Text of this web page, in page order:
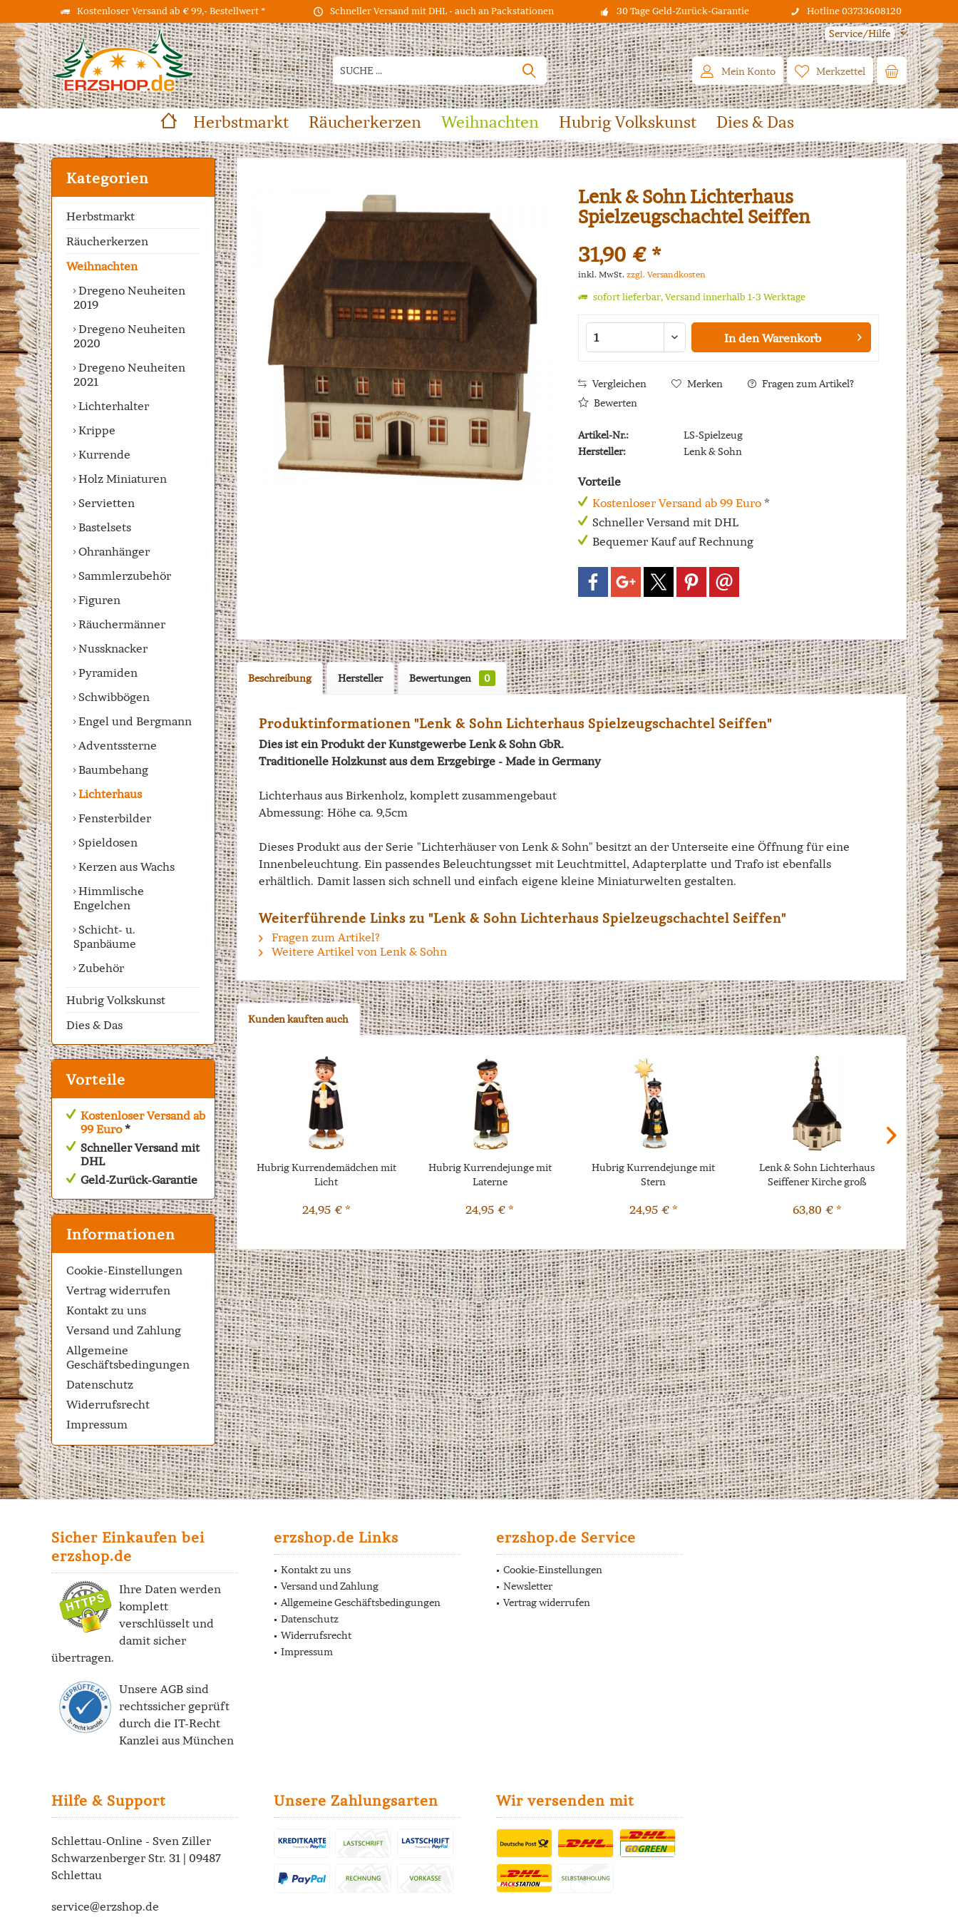
Kostenloser Versand ab € 99,- Bestellwert * Schneller Versand mit DHL - auch an Packstationen 30 Tage Geld-Zurück-Garantie Hotline 03733608120
Service/Hilfe
Merkzettel
Mein Konto
Herbstmarkt Räucherkerzen Weihnachten Hubrig Volkskunst Dies & Das
Kategorien
Herbstmarkt
Räucherkerzen
Weihnachten
Dregeno Neuheiten
2019
Dregeno Neuheiten
2020
Dregeno Neuheiten
2021
Lichterhalter
Krippe
Kurrende
Holz Miniaturen
Servietten
Bastelsets
Ohranhänger
Sammlerzubehör
Figuren
Räuchermänner
Nussknacker
Pyramiden
Schwibbögen
Engel und Bergmann
Adventssterne
Baumbehang
Lichterhaus
Fensterbilder
Spieldosen
Kerzen aus Wachs
Himmlische
Engelchen
Schicht- u.
Spanbäume
Zubehör
Hubrig Volkskunst
Dies & Das
Vorteile
Kostenloser Versand ab
99 Euro*
Schneller Versand mit
DHL
Geld-Zurück-Garantie
Informationen
Cookie-Einstellungen
Vertrag widerrufen
Kontakt zu uns
Versand und Zahlung
Allgemeine
Geschäftsbedingungen
Datenschutz
Widerrufsrecht
Impressum
Lenk & Sohn Lichterhaus
Spielzeugschachtel Seiffen
31,90 € *
inkl. MwSt. zzgl. Versandkosten
sofort lieferbar, Versand innerhalb 1-3 Werktage
In den Warenkorb
Vergleichen Merken
Fragen zum Artikel?
Bewerten
Artikel-Nr.:
LS-Spielzeug
Hersteller:
Lenk & Sohn
Vorteile
Kostenloser Versand ab 99 Euro*
Schneller Versand mit DHL
Bequemer Kauf auf Rechnung
Beschreibung Hersteller Bewertungen 0
Produktinformationen "Lenk & Sohn Lichterhaus Spielzeugschachtel Seiffen"
Dies ist ein Produkt der Kunstgewerbe Lenk & Sohn GbR.
Traditionelle Holzkunst aus dem Erzgebirge - Made in Germany
Lichterhaus aus Birkenholz, komplett zusammengebaut
Abmessung: Höhe ca. 9,5cm
Dieses Produkt aus der Serie "Lichterhäuser von Lenk & Sohn" besitzt an der Unterseite eine Öffnung für eine
Innenbeleuchtung. Ein passendes Beleuchtungsset mit Leuchtmittel, Adapterplatte und Trafo ist ebenfalls
erhältlich. Damit lassen sich schnell und einfach eigene kleine Miniaturwelten gestalten.
Weiterführende Links zu "Lenk & Sohn Lichterhaus Spielzeugschachtel Seiffen"
Fragen zum Artikel?
Weitere Artikel von Lenk & Sohn
Kunden kauften auch
Hubrig Kurrendemädchen mit
Licht
24,95 € *
Hubrig Kurrendejunge mit
Laterne
24,95 € *
Hubrig Kurrendejunge mit
Stern
24,95 € *
Lenk & Sohn Lichterhaus
Seiffener Kirche groß
63,80 € *
Lenk &
Sicher Einkaufen bei
erzshop.de
Ihre Daten werden
komplett
verschlüsselt und
damit sicher
übertragen.
Unsere AGB sind
rechtssicher geprüft
durch die IT-Recht
Kanzlei aus München
erzshop.de Links
Kontakt zu uns
Versand und Zahlung
Allgemeine Geschäftsbedingungen
Datenschutz
Widerrufsrecht
Impressum
erzshop.de Service
Cookie-Einstellungen
Newsletter
Vertrag widerrufen
Hilfe & Support
Schlettau-Online - Sven Ziller
Schwarzenberger Str. 31 | 09487
Schlettau
service@erzshop.de
Unsere Zahlungsarten Wir versenden mit